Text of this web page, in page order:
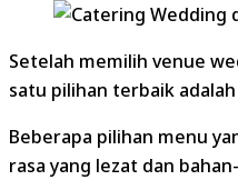
Setelah memilih venue
satu pilihan terbaik
Beberapa pilihan menu
rasa yang lezat dan